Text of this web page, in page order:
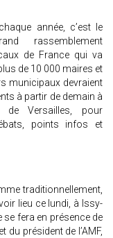
année, c’est le
rassemblement
de France qui va
de 10 000 maires et
municipaux devraient
à partir de demain à
de Versailles, pour
points infos et
traditionnellement,
lieu ce lundi, à Issy-
se fera en présence de
président de l’AMF,